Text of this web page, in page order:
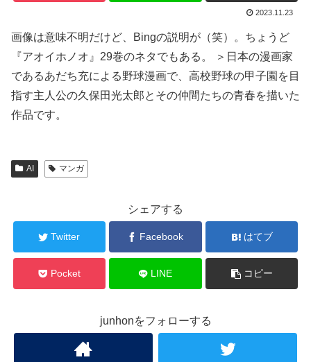
2023.11.23
画像は意味不明だけど、Bingの説明が（笑）。ちょうど
『アオイホノオ』29巻のネタでもある。 ＞日本の漫画家
であるあだち充による野球漫画で、高校野球の甲子園を目
指す主人公の久保田光太郎とその仲間たちの青春を描いた
作品です。
AI マンガ
シェアする
Twitter Facebook はてブ
Pocket LINE コピー
junhonをフォローする